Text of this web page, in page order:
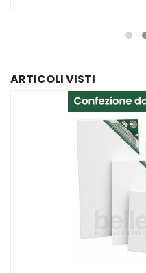
ARTICOLI VISTI